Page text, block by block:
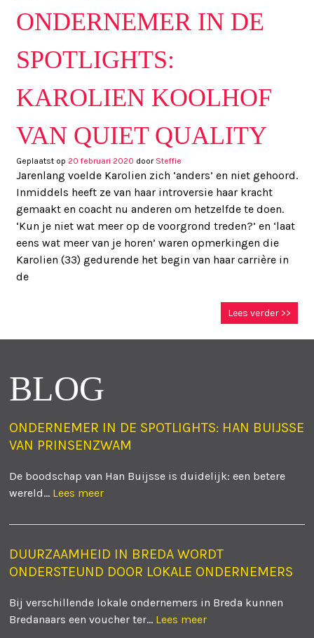
ONDERNEMER IN DE
SPOTLIGHTS:
KAROLIEN KOOLHOF
VAN QUIET QUALITY
Geplaatst op 20 februari 2020 door Steffie
Jarenlang voelde Karolien zich ‘anders’ en niet gehoord.
Inmiddels heeft ze van haar introversie haar kracht
gemaakt en coacht nu anderen om hetzelfde te doen.
‘Kun je niet wat meer op de voorgrond treden?’ en ‘laat
eens wat meer van je horen’ waren opmerkingen die
Karolien (33) gedurende het begin van haar carrière in
de
Lees verder >>
BLOG
ONDERNEMER IN DE SPOTLIGHTS: HAN BUIJSSE
VAN PRINSENZWAM
De boodschap van Han Buijsse is duidelijk: een betere
wereld... Lees meer
DUURZAAMHEID IN BREDA WORDT
ONDERSTEUND DOOR LOKALE ONDERNEMERS
Bij verschillende lokale ondernemers in Breda kunnen
Bredanaars een voucher ter... Lees meer